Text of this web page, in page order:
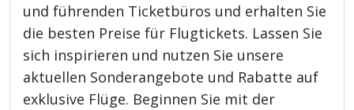
und führenden Ticketbüros und erhalten Sie
die besten Preise für Flugtickets. Lassen Sie
sich inspirieren und nutzen Sie unsere
aktuellen Sonderangebote und Rabatte auf
exklusive Flüge. Beginnen Sie mit der